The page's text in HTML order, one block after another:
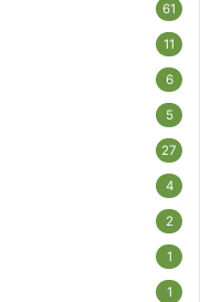
61
11
6
5
27
4
2
1
1